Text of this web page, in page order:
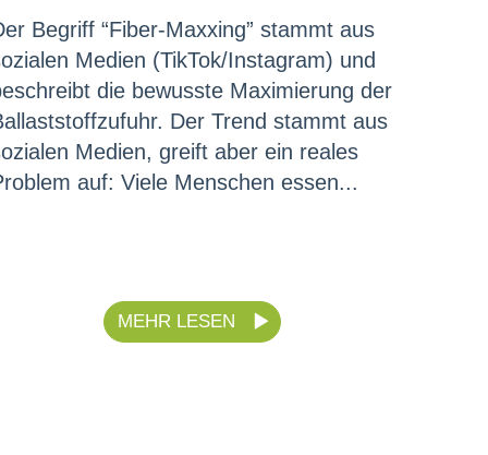
Begriff “Fiber-Maxxing” stammt aus
Medien (TikTok/Instagram) und
die bewusste Maximierung der
Der Trend stammt aus
Medien, greift aber ein reales
auf: Viele Menschen essen...
MEHR LESEN